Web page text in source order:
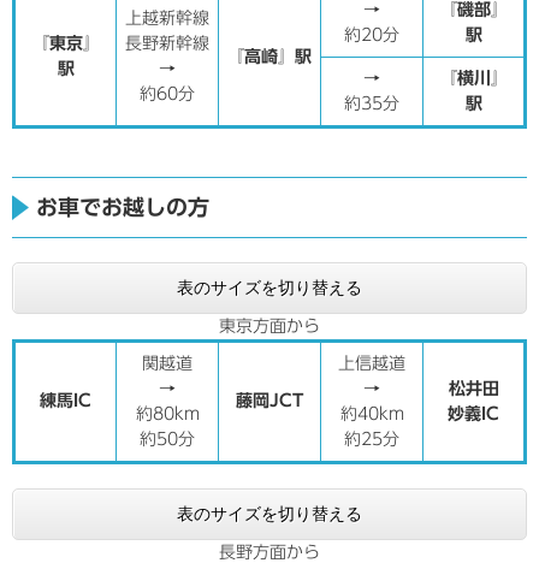
『東京』
駅
上越新幹線
長野新幹線
→
約60分
『高崎』駅
→
約20分
『磯部』
駅
→
約35分
『横川』
駅
お車でお越しの方
表のサイズを切り替える
東京方面から
練馬IC
関越道
→
約80km
約50分
藤岡JCT
上信越道
→
約40km
約25分
松井田
妙義IC
表のサイズを切り替える
長野方面から